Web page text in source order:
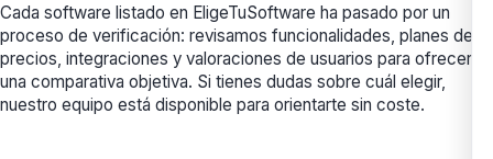
Cada software listado en EligeTuSoftware ha pasado por un
proceso de verificación: revisamos funcionalidades, planes de
precios, integraciones y valoraciones de usuarios para ofrecerte
una comparativa objetiva. Si tienes dudas sobre cuál elegir,
nuestro equipo está disponible para orientarte sin coste.